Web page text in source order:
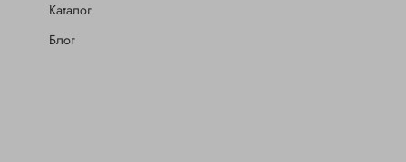
Каталог
Блог